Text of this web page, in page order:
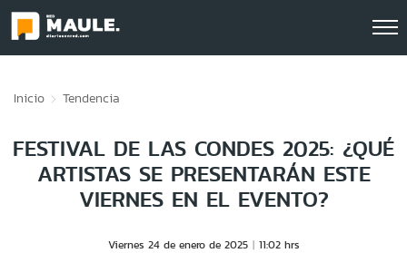
Inicio Tendencia
FESTIVAL DE LAS CONDES 2025: ¿QUÉ
ARTISTAS SE PRESENTARÁN ESTE
VIERNES EN EL EVENTO?
Viernes 24 de enero de 2025 11:02 hrs